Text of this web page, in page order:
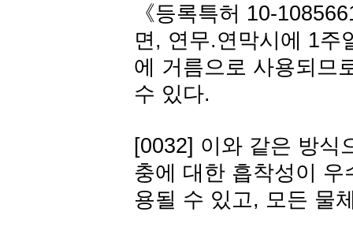
《등록특허 10-
면, 연무.연막시에 1주
에 거름으로 사용되므
수 있다.
[0032] 이와 같은 방식
충에 대한 흡착성이
용될 수 있고, 모든 물